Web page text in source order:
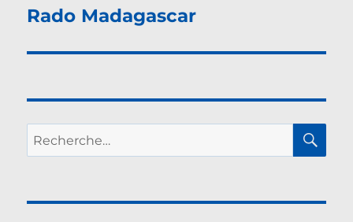
de
Rado Madagascar
Recherche
pour :